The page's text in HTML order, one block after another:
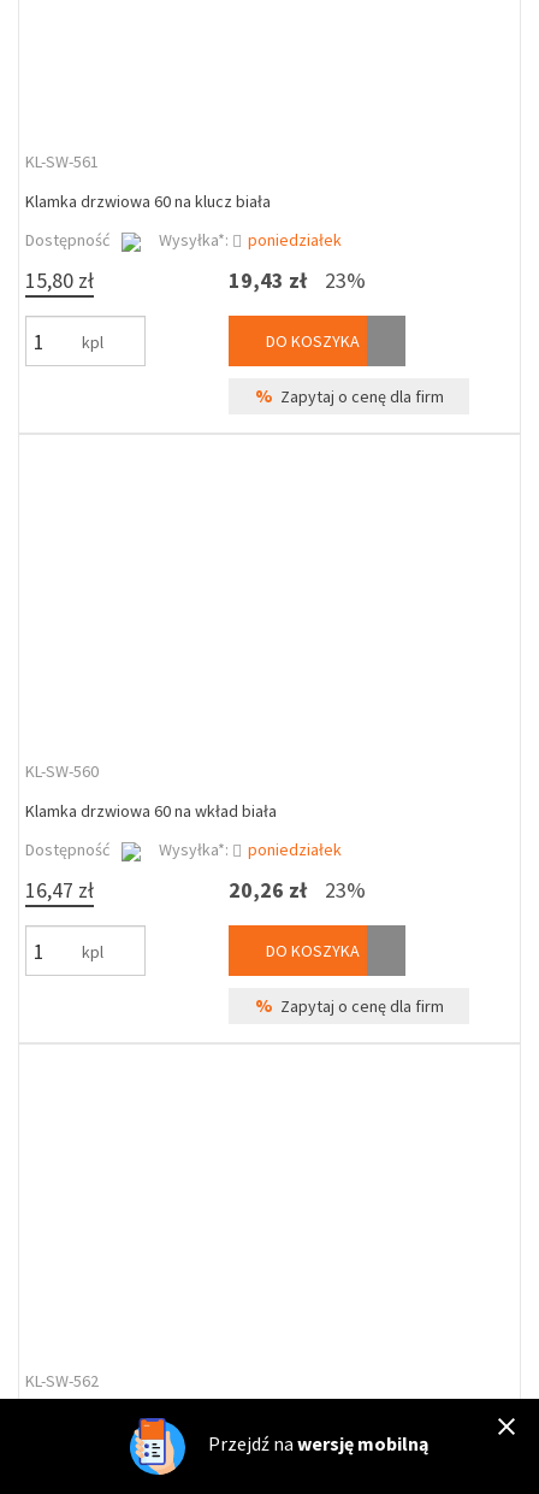
KL-SW-561
Klamka drzwiowa 60 na klucz biała
Dostępność
Wysyłka*: poniedziałek
15,80 zł
kpl
19,43 zł 23%
DO KOSZYKA
% Zapytaj o cenę dla firm
KL-SW-560
Klamka drzwiowa 60 na wkład biała
Dostępność
Wysyłka*: poniedziałek
16,47 zł
kpl
20,26 zł 23%
DO KOSZYKA
% Zapytaj o cenę dla firm
KL-SW-562
Klamka drzwiowa 60 WC biała
Wysyłka*: poniedziałek
Przejdź na wersję mobilną